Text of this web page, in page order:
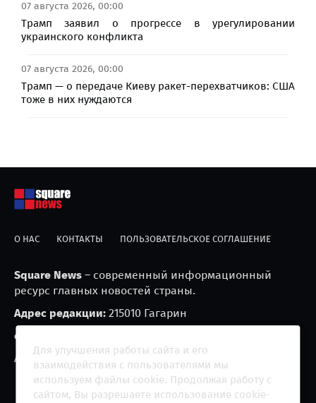
07 августа 2026, 00:00
Трамп заявил о прогрессе в урегулировании
украинского конфликта
07 августа 2026, 00:00
Трамп — о передаче Киеву ракет-перехватчиков: США
тоже в них нуждаются
О НАС КОНТАКТЫ ПОЛЬЗОВАТЕЛЬСКОЕ СОГЛАШЕНИЕ
Square News – современный информационный
ресурс главных новостей страны.
Адрес редакции: 215010 Гагарин
e-mail:
Агрегатор новостей «Square news» (18+)
Для улучшения работы сайта и его
взаимодействия с пользователями мы
используем файлы cookie. Продолжая работу с
сайтом, Вы разрешаете использование cookie-